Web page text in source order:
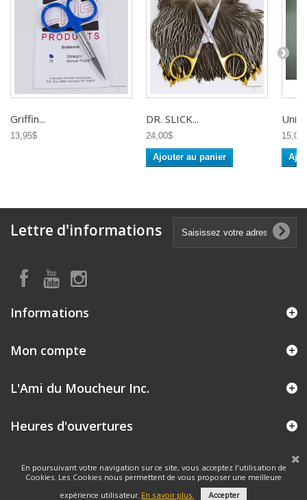
Griffin...
13,95$
DR. SLICK...
24,00$
Ajouter au panier
Uni -
Lettre d'informations
Informations
Mon compte
L'Ami du Moucheur Inc.
Heures d'ouvertures
En poursuivant votre navigation sur ce site, vous acceptez l'utilisation de
Cookies. Les Cookies nous permettent de vous proposer une meilleure
expérience utilisateur.En savoir plus. Accepter